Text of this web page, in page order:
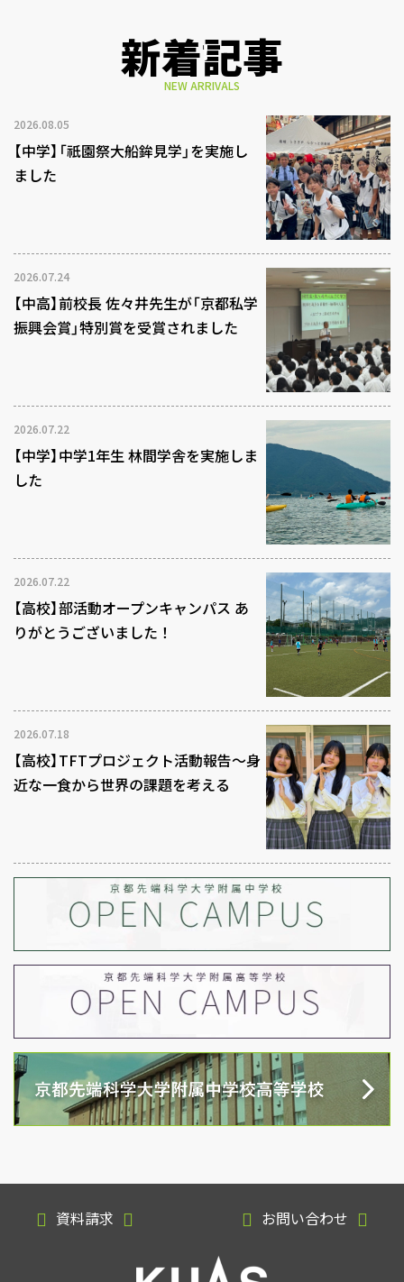
新着記事
NEW ARRIVALS
2026.08.05
【中学】「祇園祭大船鉾見学」を実施し
ました
2026.07.24
【中高】前校長 佐々井先生が「京都私学
振興会賞」特別賞を受賞されました
2026.07.22
【中学】中学1年生 林間学舎を実施しま
した
2026.07.22
【高校】部活動オープンキャンパス あ
りがとうございました！
2026.07.18
【高校】TFTプロジェクト活動報告～身
近な一食から世界の課題を考える
資料請求 お問い合わせ